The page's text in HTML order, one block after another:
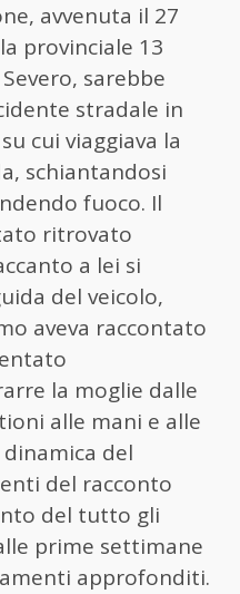
avvenuta il 27
provinciale 13
sarebbe
stradale in
cui viaggiava la
schiantandosi
fuoco. Il
ritrovato
a lei si
del veicolo,
aveva raccontato
la moglie dalle
alle mani e alle
del
del racconto
del tutto gli
prime settimane
approfonditi.